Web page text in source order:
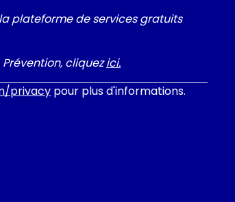
plateforme de services gratuits
cliquezici.
privacy pour plus d'informations.